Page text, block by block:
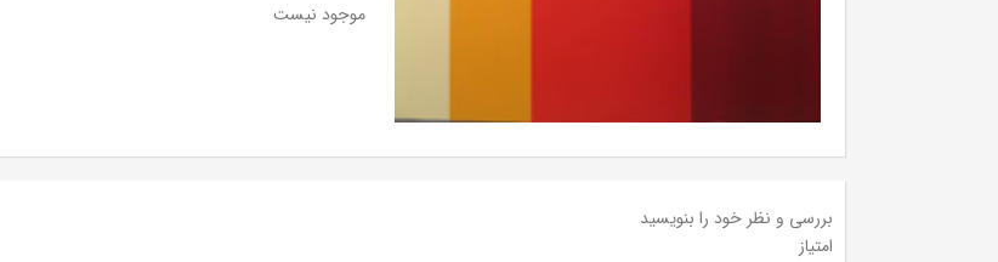
موجود نیست
بررسی و نظر خود را بنویسید
امتیاز